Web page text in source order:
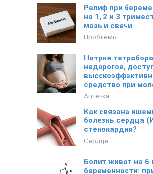
Релиф при
на 1, 2 и 3
мазь и свечи
Проблемы
Натрия
недорогое,
средство при
Аптечка
Как связана
болезнь сердца
стенокардия?
Сердце
Болит живот на 6
беременности: